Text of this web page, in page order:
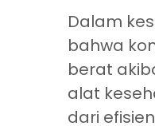
Dalam
bahwa
berat
alat
dari